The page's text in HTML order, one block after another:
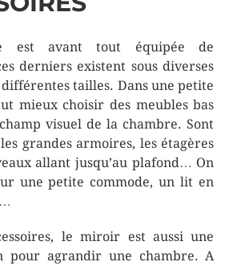
est avant tout équipée de
derniers existent sous diverses
tailles. Dans une petite
mieux choisir des meubles bas
visuel de la chambre. Sont
grandes armoires, les étagères
allant jusqu’au plafond… On
une petite commode, un lit en
le miroir est aussi une
pour agrandir une chambre. A